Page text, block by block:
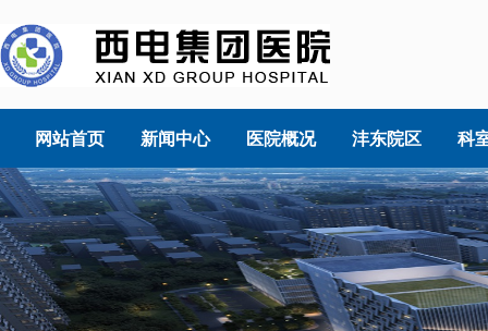
网站首页 新闻中心 医院概况 沣东院区 科